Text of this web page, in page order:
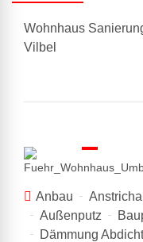
Wohnhaus
Vilbel
Anbau
Außenputz
Dämmung